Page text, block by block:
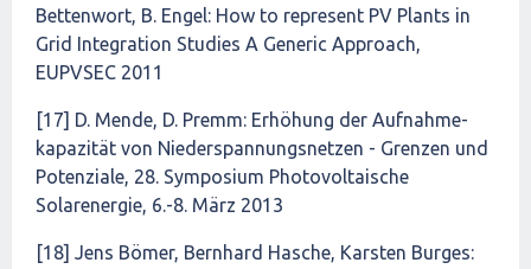
Bettenwort, B. Engel: How to represent PV Plants in
Grid Integration Studies A Generic Approach,
EUPVSEC 2011
[17] D. Mende, D. Premm: Erhöhung der Aufnahme-
kapazität von Niederspannungsnetzen - Grenzen und
Potenziale, 28. Symposium Photovoltaische
Solarenergie, 6.-8. März 2013
[18] Jens Bömer, Bernhard Hasche, Karsten Burges: